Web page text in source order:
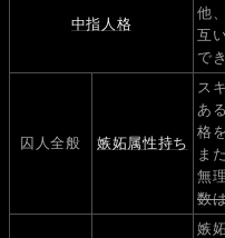
中指人格
他
互
で
囚人全般 嫉妬属性持ち
ス
あ
格
ま
無
数
嫉